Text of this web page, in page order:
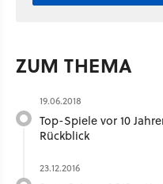
ZUM THEMA
19.06.2018
Top-Spiele vor 10
Rückblick
23.12.2016